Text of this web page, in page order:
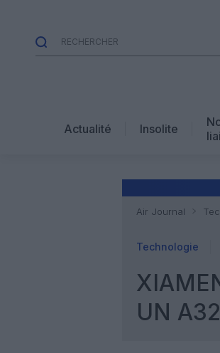
Actualité Insolite
Air Journal
Technologie
UN